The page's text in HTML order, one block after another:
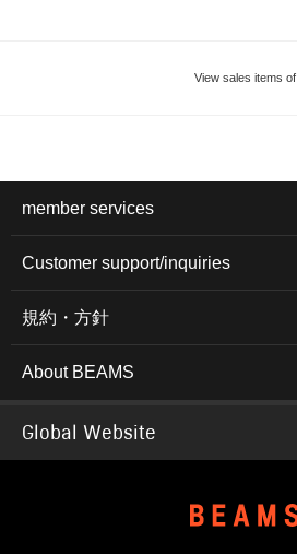
View sales items of
member services
Customer support/inquiries
規約・方針
About BEAMS
Global Website